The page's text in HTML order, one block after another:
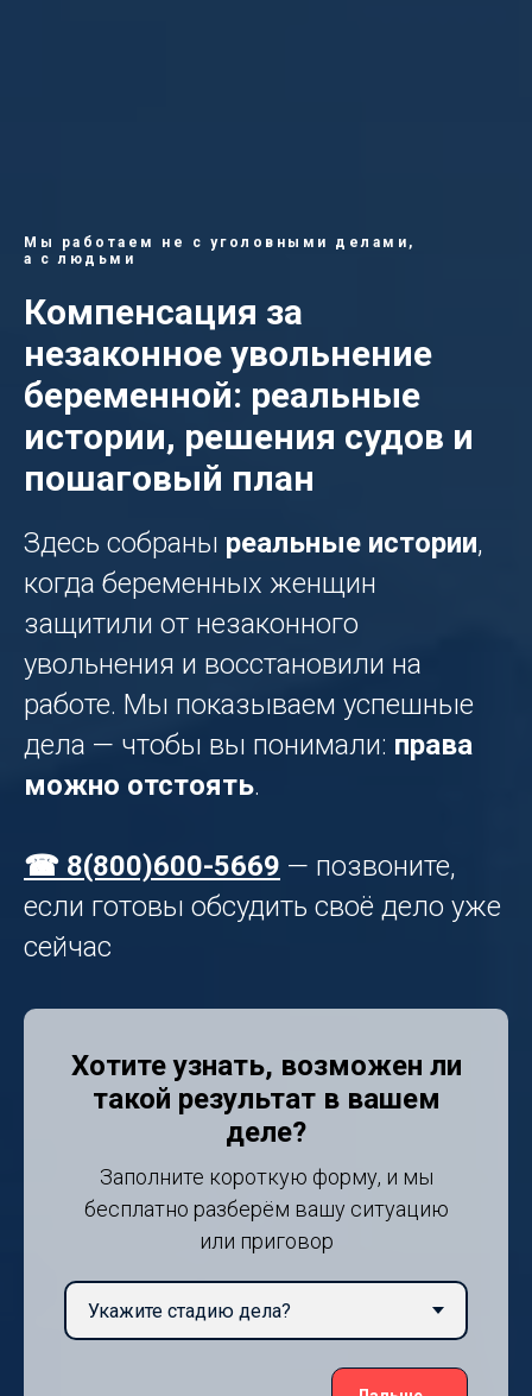
Мы работаем не с уголовными делами,
а с людьми
Компенсация за
незаконное увольнение
беременной: реальные
истории, решения судов и
пошаговый план
Здесь собраны реальные истории,
когда беременных женщин
защитили от незаконного
увольнения и восстановили на
работе. Мы показываем успешные
дела — чтобы вы понимали: права
можно отстоять.
☎ 8(800)600-5669 — позвоните,
если готовы обсудить своё дело уже
сейчас
Хотите узнать, возможен ли
такой результат в вашем
деле?
Заполните короткую форму, и мы
бесплатно разберём вашу ситуацию
или приговор